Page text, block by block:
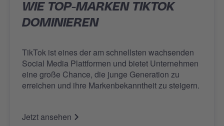
WIE TOP-MARKEN TIKTOK
DOMINIEREN
TikTok ist eines der am schnellsten wachsenden
Social Media Plattformen und bietet Unternehmen
eine große Chance, die junge Generation zu
erreichen und ihre Markenbekanntheit zu steigern.
Jetzt ansehen